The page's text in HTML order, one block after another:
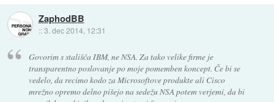
ZaphodBB
::3. dec 2014, 12:31
Govorim s stališča IBM, ne NSA. Za tako velike firme je
transparentno poslovanje po moje pomemben koncept. Če bi se
vedelo, da recimo kodo za Microsoftove produkte ali Cisco
mrežno opremo delno pišejo na sedežu NSA potem verjemi, da bi